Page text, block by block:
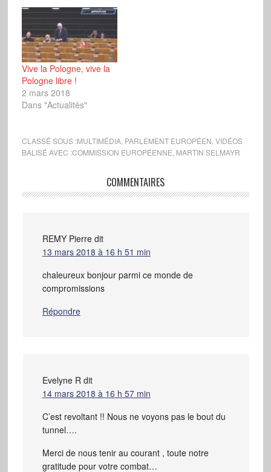
Vive la Pologne, vive la
Pologne libre !
2 mars 2018
Dans "Actualités"
CLASSÉ SOUS :MULTIMÉDIA, PARLEMENT EUROPÉEN VIDÉOS
BALISÉ AVEC :COMMISSION EUROPÉENNE MARTIN SELMAYR
COMMENTAIRES
REMY Pierre dit
13 mars 2018 à 16 h 51 min
chaleureux bonjour parmi ce monde de
compromissions
Répondre
Evelyne R dit
14 mars 2018 à 16 h 57 min
C’est revoltant !! Nous ne voyons pas le bout du
tunnel….
Merci de nous tenir au courant , toute notre
gratitude pour votre combat…